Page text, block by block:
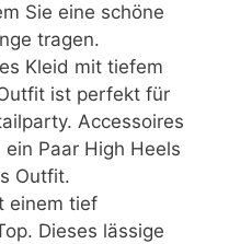
Sie eine schöne
tragen.
Kleid mit tiefem
ist perfekt für
Accessoires
Paar High Heels
Outfit.
einem tief
Dieses lässige